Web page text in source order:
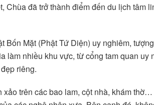
Chùa đã trở thành điểm đến du lịch tâm
Bốn Mặt (Phật Tứ Diện) uy nghiêm,
làm nhiều khu vực, từ cổng tam quan uy
riêng.
trên các bao lam, cột nhà, khám